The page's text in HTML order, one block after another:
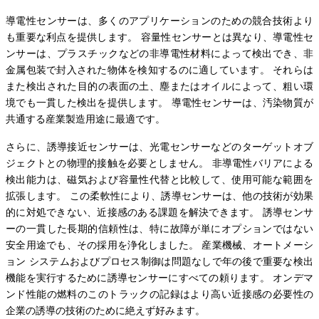
導電性センサーは、多くのアプリケーションのための競合技術より
も重要な利点を提供します。 容量性センサーとは異なり、導電性セ
ンサーは、プラスチックなどの非導電性材料によって検出でき、非
金属包装で封入された物体を検知するのに適しています。 それらは
また検出された目的の表面の土、塵またはオイルによって、粗い環
境でも一貫した検出を提供します。 導電性センサーは、汚染物質が
共通する産業製造用途に最適です。
さらに、誘導接近センサーは、光電センサーなどのターゲットオブ
ジェクトとの物理的接触を必要としません。 非導電性バリアによる
検出能力は、磁気および容量性代替と比較して、使用可能な範囲を
拡張します。 この柔軟性により、誘導センサーは、他の技術が効果
的に対処できない、近接感のある課題を解決できます。 誘導センサ
ーの一貫した長期的信頼性は、特に故障が単にオプションではない
安全用途でも、その採用を浄化しました。 産業機械、オートメーシ
ョン システムおよびプロセス制御は問題なしで年の後で重要な検出
機能を実行するために誘導センサーにすべての頼ります。 オンデマ
ンド性能の燃料のこのトラックの記録はより高い近接感の必要性の
企業の誘導の技術のために絶えず好みます。